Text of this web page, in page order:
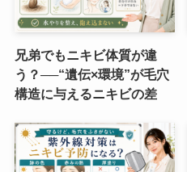
兄弟でもニキビ体質が違
う？──“遺伝×環境”が毛穴
構造に与えるニキビの差